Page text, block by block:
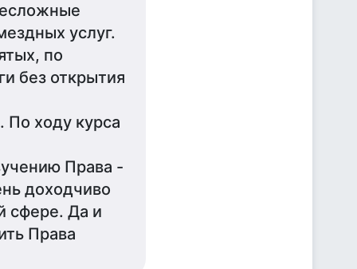
услуг.
по
без открытия
По ходу курса
Права -
доходчиво
сфере. Да и
Права